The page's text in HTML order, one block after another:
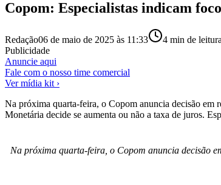
Copom: Especialistas indicam
Redação06 de maio de 2025 às 11:33 4 min de leitura
Publicidade
Anuncie aqui
Fale com o nosso time comercial
Ver mídia kit ›
Na próxima quarta-feira, o Copom anuncia decisão em
Monetária decide se aumenta ou não a taxa de juros.
Na próxima quarta-feira, o Copom anuncia decisão